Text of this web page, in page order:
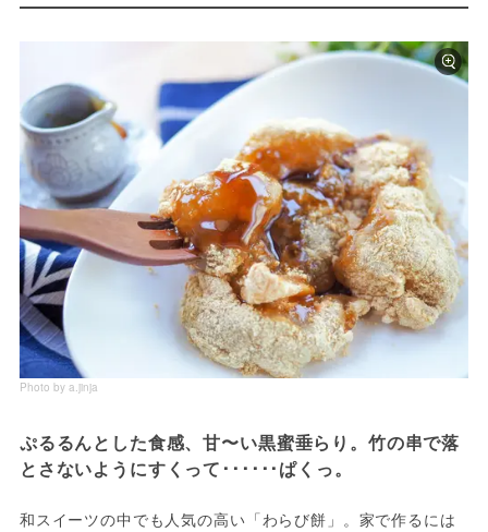
Photo by a.jinja
ぷるるんとした食感、甘〜い黒蜜垂らり。竹の串で落
とさないようにすくって･･････ぱくっ。
和スイーツの中でも人気の高い「わらび餅」。家で作るには